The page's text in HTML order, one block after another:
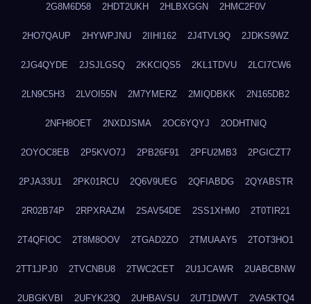
2G8M6D58 2HDT2UKH 2HLBXGGN 2HMC2F0V
2HO7QAUP 2HYWPJNU 2IIHI162 2J4TVL9Q 2JDKS9WZ
2JG4QYDE 2JSJLGSQ 2KKCIQS5 2KL1TDVU 2LCI7CW6
2LN9C5H3 2LVOI55N 2M7YMERZ 2MIQDBKK 2N165DB2
2NFH8OET 2NXDJSMA 2OC6YQYJ 2ODHTNIQ
2OYOC8EB 2P5KVO7J 2PB26F91 2PFU2MB3 2PGICZT7
2PJA33U1 2PK01RCU 2Q6V9UEG 2QFIABDG 2QYABSTR
2R02B74P 2RPXRAZM 2SAV54DE 2SS1XHM0 2T0TIR21
2T4QFIOC 2T8M8OOV 2TGAD2ZO 2TMUAAY5 2TOT3HO1
2TT1JPJ0 2TVCNBU8 2TWC2CET 2U1JCAWR 2UABCBNW
2UBGKVBI 2UFYK23Q 2UHBAVSU 2UT1DWVT 2VA5KTQ4